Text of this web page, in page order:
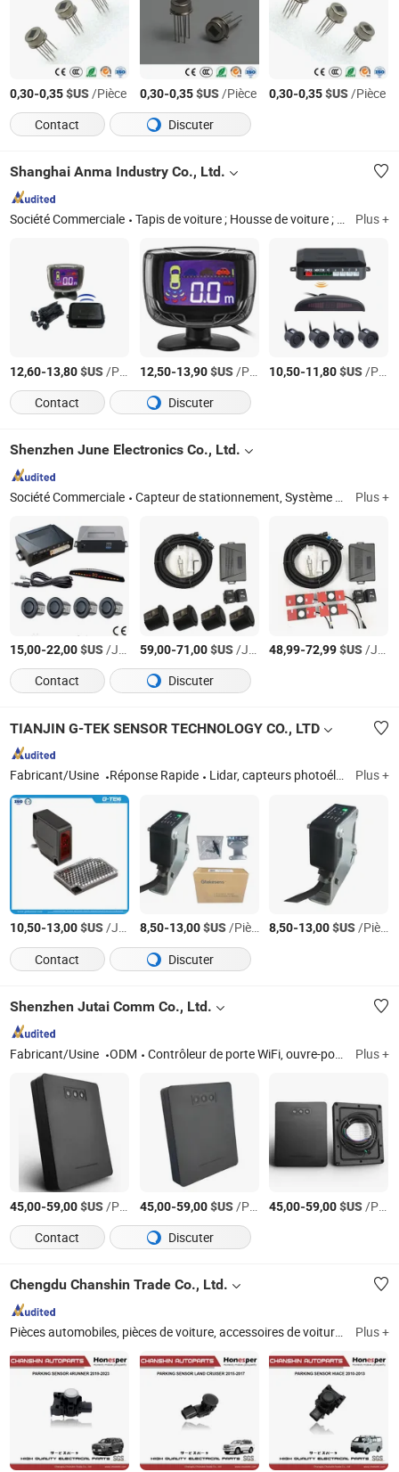
0,30-0,35$US/Pièce 0,30-0,35$US/Pièce 0,30-0,35$US/Pièce
Contact
Discuter
Shanghai Anma Industry Co., Ltd.
Société Commerciale Tapis de voiture ; Housse de voiture ; Lame d'essuie-glace ; Pare-soleil de voiture Plus +
12,60-13,80$US/Pièce 12,50-13,90$US/Pièce 10,50-11,80$US/Pièce
Contact
Discuter
Shenzhen June Electronics Co., Ltd.
Société Commerciale Capteur de stationnement, Système de surveillance de la pression des pneus, Capteur de stationnement d'origine, Capteur de stationnement avant, Phare à LED, Capteur de stationnement pour camion et remorque, Circuit intégré Plus +
15,00-22,00$US/Jeu 59,00-71,00$US/Jeu 48,99-72,99$US/Jeu
Contact
Discuter
TIANJIN G-TEK SENSOR TECHNOLOGY CO., LTD
Fabricant/Usine Réponse Rapide Lidar, capteurs photoélectriques, rideaux lumineux, capteurs de proximité, systèmes de surveillance des véhicules Plus +
10,50-13,00$US/Jeu 8,50-13,00$US/Pièce 8,50-13,00$US/Pièce
Contact
Discuter
Shenzhen Jutai Comm Co., Ltd.
Fabricant/Usine ODM Contrôleur de porte WiFi, ouvre-porte WiFi, détecteur de boucle de véhicule, capteur de sécurité de barrière de porte, capteur de boucle inductive de véhicule, capteur radar de mouvement, photocellule infrarouge, capteur de porte à grande vitesse, capteur de rideau lumineux infrarouge, capteur de sécurité de porte Plus +
45,00-59,00$US/Pièce 45,00-59,00$US/Pièce 45,00-59,00$US/Pièce
Contact
Discuter
Chengdu Chanshin Trade Co., Ltd.
Pièces automobiles, pièces de voiture, accessoires de voiture, pièce de rechange, pièce automobile Toyota, accessoires automobiles, pièces de rechange automobiles, pièce de rechange automobile, pièce de voiture chinoise, accessoire automobile Plus +